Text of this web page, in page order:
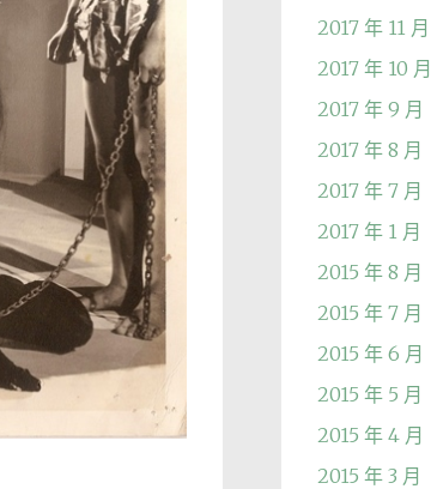
2017 年 11 月
2017 年 10 月
2017 年 9 月
2017 年 8 月
2017 年 7 月
2017 年 1 月
2015 年 8 月
2015 年 7 月
2015 年 6 月
2015 年 5 月
2015 年 4 月
2015 年 3 月